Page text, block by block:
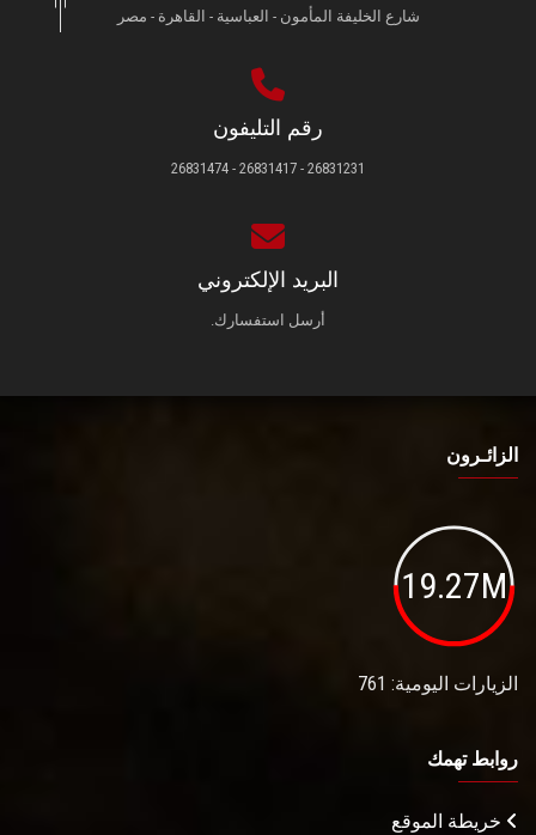
شارع الخليفة المأمون - العباسية - القاهرة - مصر
رقم التليفون
26831231 - 26831417 - 26831474
البريد الإلكتروني
أرسل استفسارك.
الزائـرون
19.27M
الزيارات اليومية: 761
روابط تهمك
خريطة الموقع